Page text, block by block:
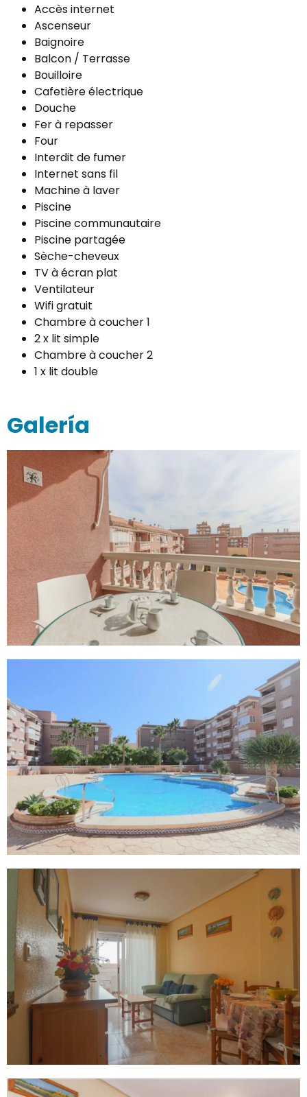
Accès internet
Ascenseur
Baignoire
Balcon / Terrasse
Bouilloire
Cafetière électrique
Douche
Fer à repasser
Four
Interdit de fumer
Internet sans fil
Machine à laver
Piscine
Piscine communautaire
Piscine partagée
Sèche-cheveux
TV à écran plat
Ventilateur
Wifi gratuit
Chambre à coucher 1
2 x lit simple
Chambre à coucher 2
1 x lit double
Galería